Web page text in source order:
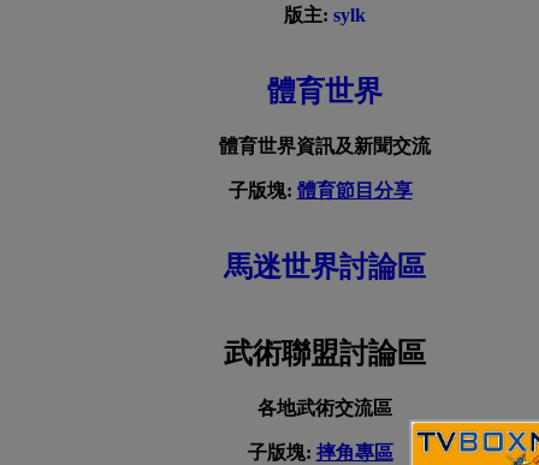
版主: sylk
體育世界
體育世界資訊及新聞交流
子版塊: 體育節目分享
馬迷世界討論區
武術聯盟討論區
各地武術交流區
子版塊: 摔角專區